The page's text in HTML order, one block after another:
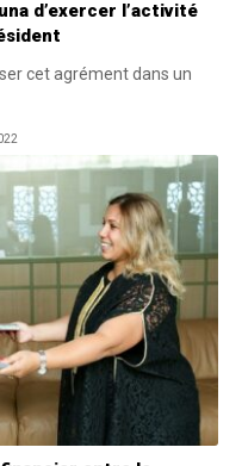
d’exercer l’activité
cet agrément dans un